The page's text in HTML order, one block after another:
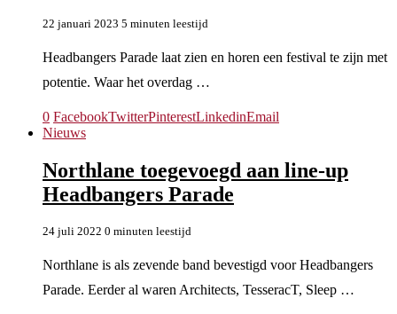
22 januari 2023 5 minuten leestijd
Headbangers Parade laat zien en horen een festival te zijn met
potentie. Waar het overdag …
0 FacebookTwitterPinterestLinkedinEmail
Nieuws
Northlane toegevoegd aan line-up
Headbangers Parade
24 juli 2022 0 minuten leestijd
Northlane is als zevende band bevestigd voor Headbangers
Parade. Eerder al waren Architects, TesseracT, Sleep …